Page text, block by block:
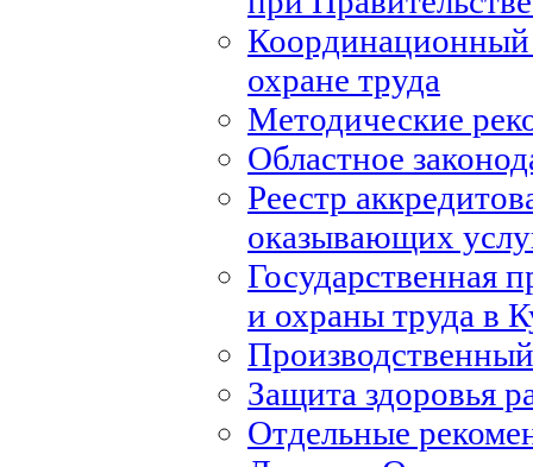
Координационный
охране труда
Методические
Областное
Реестр
оказывающих
Государственная
и охраны труда в
Защита здоровья
Отдельные